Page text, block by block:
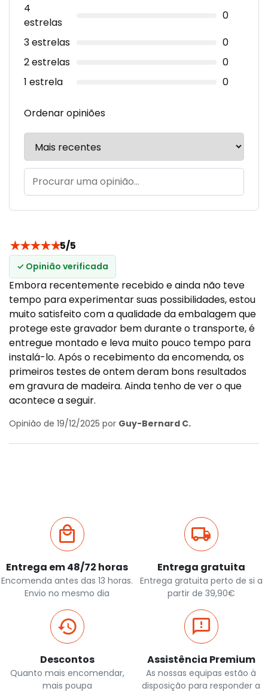
4
estrelas
0
3 estrelas
0
2 estrelas
0
1 estrela
0
Ordenar opiniões
★★★★★5/5
✓ Opinião verificada
Embora recentemente recebido e ainda não teve
tempo para experimentar suas possibilidades, estou
muito satisfeito com a qualidade da embalagem que
protege este gravador bem durante o transporte, é
entregue montado e leva muito pouco tempo para
instalá-lo. Após o recebimento da encomenda, os
primeiros testes de ontem deram bons resultados
em gravura de madeira. Ainda tenho de ver o que
acontece a seguir.
Opinião de 19/12/2025 por Guy-Bernard C.
Entrega em 48/72 horas
Encomenda antes das 13 horas.
Envio no mesmo dia
Entrega gratuita
Entrega gratuita perto de si a
partir de 39,90€
Descontos
Quanto mais encomendar,
mais poupa
Assistência Premium
As nossas equipas estão à
disposição para responder a